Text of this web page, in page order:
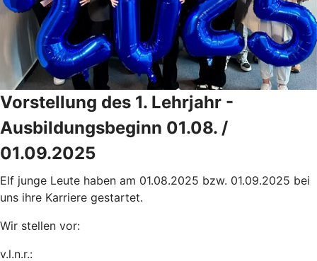
Vorstellung des 1. Lehrjahr -
Ausbildungsbeginn 01.08. /
01.09.2025
Elf junge Leute haben am 01.08.2025 bzw. 01.09.2025 bei
uns ihre Karriere gestartet.
Wir stellen vor:
v.l.n.r.: